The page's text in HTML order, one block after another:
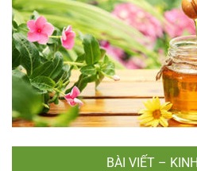
BÀI VIẾT –